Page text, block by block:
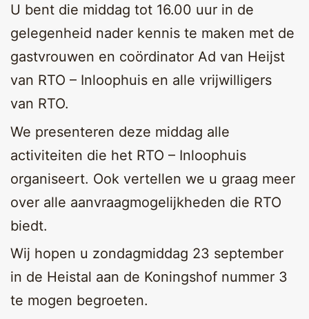
U bent die middag tot 16.00 uur in de
gelegenheid nader kennis te maken met de
gastvrouwen en coördinator Ad van Heijst
van RTO – Inloophuis en alle vrijwilligers
van RTO.
We presenteren deze middag alle
activiteiten die het RTO – Inloophuis
organiseert. Ook vertellen we u graag meer
over alle aanvraagmogelijkheden die RTO
biedt.
Wij hopen u zondagmiddag 23 september
in de Heistal aan de Koningshof nummer 3
te mogen begroeten.